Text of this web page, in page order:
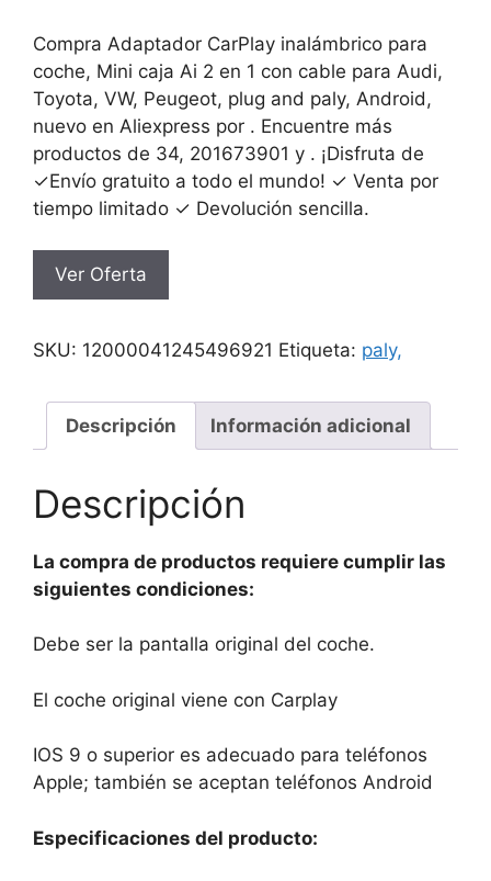
original
era:
63.00€.
actual
es:
20.79€.
Compra Adaptador CarPlay inalámbrico para
coche, Mini caja Ai 2 en 1 con cable para Audi,
Toyota, VW, Peugeot, plug and paly, Android,
nuevo en Aliexpress por . Encuentre más
productos de 34, 201673901 y . ¡Disfruta de
✓Envío gratuito a todo el mundo! ✓ Venta por
tiempo limitado ✓ Devolución sencilla.
Ver Oferta
SKU: 12000041245496921 Etiqueta: paly,
Descripción Información adicional
Descripción
La compra de productos requiere cumplir las
siguientes condiciones:
Debe ser la pantalla original del coche.
El coche original viene con Carplay
IOS 9 o superior es adecuado para teléfonos
Apple; también se aceptan teléfonos Android
Especificaciones del producto: